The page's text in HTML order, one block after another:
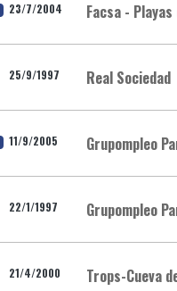
23/7/2004 Facsa -
25/9/1997 Real Sociedad
11/9/2005 Grupompleo
22/1/1997 Grupompleo
21/4/2000 Trops-Cueva